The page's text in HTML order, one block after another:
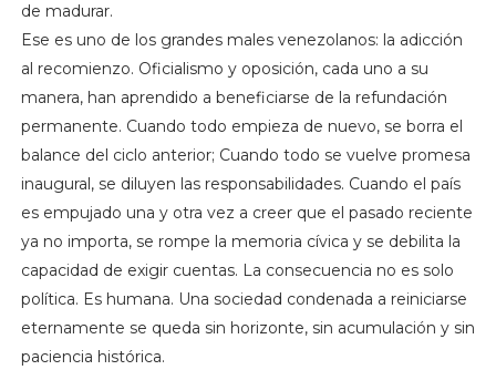
de madurar.
Ese es uno de los grandes males venezolanos: la adicción
al recomienzo. Oficialismo y oposición, cada uno a su
manera, han aprendido a beneficiarse de la refundación
permanente. Cuando todo empieza de nuevo, se borra el
balance del ciclo anterior; Cuando todo se vuelve promesa
inaugural, se diluyen las responsabilidades. Cuando el país
es empujado una y otra vez a creer que el pasado reciente
ya no importa, se rompe la memoria cívica y se debilita la
capacidad de exigir cuentas. La consecuencia no es solo
política. Es humana. Una sociedad condenada a reiniciarse
eternamente se queda sin horizonte, sin acumulación y sin
paciencia histórica.